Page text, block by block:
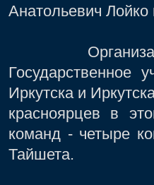
Анатольевич
Государственное
Иркутска и
красноярцев в
команд - четыре
Тайшета.